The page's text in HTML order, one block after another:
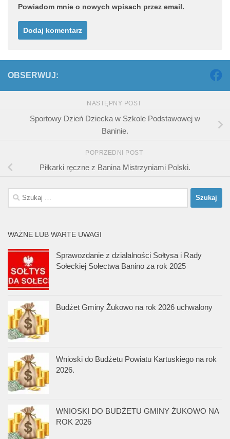
Powiadom mnie o nowych wpisach przez email.
OBSERWUJ:
NASTĘPNY POST
Sportowy Dzień Dziecka w Szkole Podstawowej w
Baninie.
POPRZEDNI POST
Piłkarki ręczne z Banina Mistrzyniami Polski.
Szukaj:
WAŻNE LUB WARTE UWAGI
Sprawozdanie z działalności Sołtysa i Rady
Sołeckiej Sołectwa Banino za rok 2025
Budżet Gminy Żukowo na rok 2026 uchwalony
Wnioski do Budżetu Powiatu Kartuskiego na rok
2026.
WNIOSKI DO BUDŻETU GMINY ŻUKOWO NA
ROK 2026